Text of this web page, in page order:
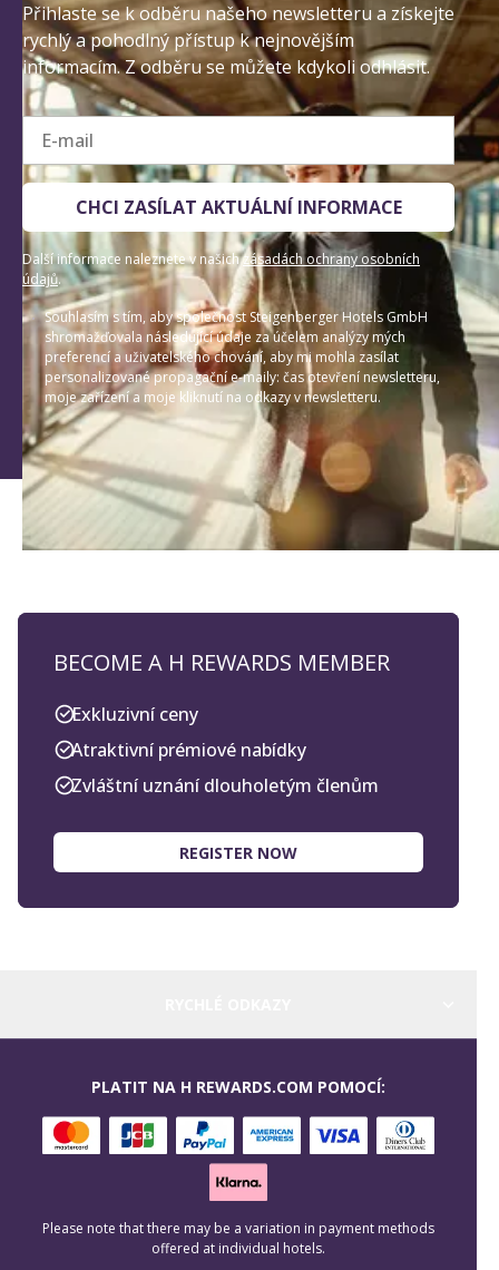
Přihlaste se k odběru našeho newsletteru a získejte
rychlý a pohodlný přístup k nejnovějším
informacím. Z odběru se můžete kdykoli odhlásit.
E-mail
CHCI ZASÍLAT AKTUÁLNÍ INFORMACE
Další informace naleznete v našichzásadách ochrany osobních
údajů.
Souhlasím s tím, aby společnost Steigenberger Hotels GmbH
shromažďovala následující údaje za účelem analýzy mých
preferencí a uživatelského chování, aby mi mohla zasílat
personalizované propagační e-maily: čas otevření newsletteru,
moje zařízení a moje kliknutí na odkazy v newsletteru.
BECOME A H REWARDS MEMBER
Exkluzivní ceny
Atraktivní prémiové nabídky
Zvláštní uznání dlouholetým členům
REGISTER NOW
PLATIT NA H REWARDS.COM POMOCÍ:
Please note that there may be a variation in payment methods
offered at individual hotels.